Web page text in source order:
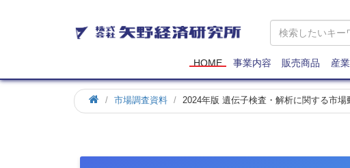
矢
野
研
究
所
HOME 事業内容 販売商品 産
市場調査資料 2024年版 遺伝子検査・解析に関する市場